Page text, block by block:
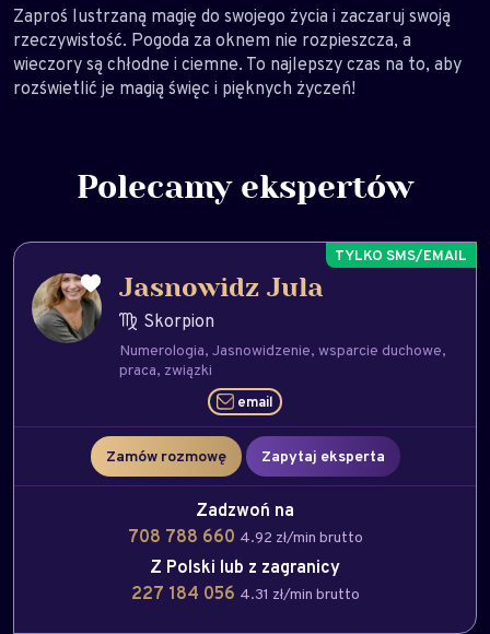
Zaproś lustrzaną magię do swojego życia i zaczaruj swoją
rzeczywistość. Pogoda za oknem nie rozpieszcza, a
wieczory są chłodne i ciemne. To najlepszy czas na to, aby
rozświetlić je magią święc i pięknych życzeń!
Polecamy ekspertów
Jasnowidz Jula
Skorpion
Numerologia Jasnowidzenie wsparcie duchowe
praca związki
email
Zamów rozmowę Zapytaj eksperta
Zadzwoń na
708 788 660 4.92 zł/min brutto
Z Polski lub z zagranicy
227 184 056 4.31 zł/min brutto